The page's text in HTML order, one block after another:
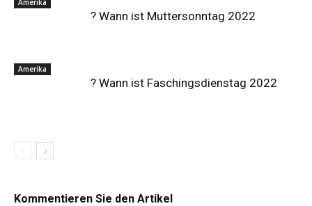
Amerika
? Wann ist Muttersonntag 2022
Amerika
? Wann ist Faschingsdienstag 2022
Kommentieren Sie den Artikel